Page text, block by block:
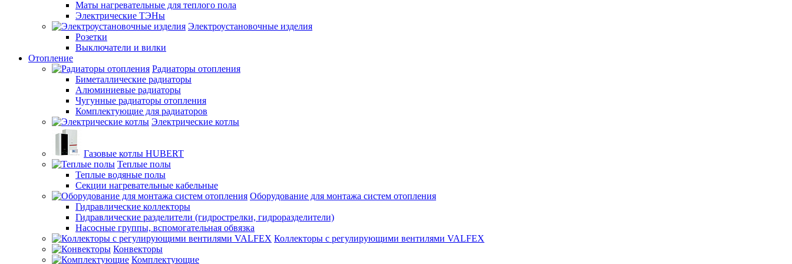
Маты нагревательные для теплого пола
Электрические ТЭНы
Электроустановочные изделия
Розетки
Выключатели и вилки
Отопление
Радиаторы отопления
Биметаллические радиаторы
Алюминиевые радиаторы
Чугунные радиаторы отопления
Комплектующие для радиаторов
Электрические котлы
Газовые котлы HUBERT
Теплые полы
Теплые водяные полы
Секции нагревательные кабельные
Оборудование для монтажа систем отопления
Гидравлические коллекторы
Гидравлические разделители (гидрострелки, гидроразделители)
Насосные группы, вспомогательная обвязка
Коллекторы с регулирующими вентилями VALFEX
Конвекторы
Комплектующие